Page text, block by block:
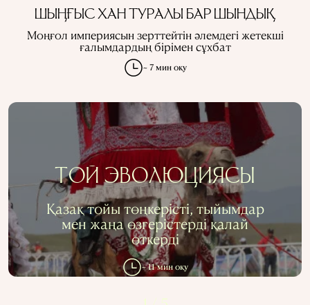
ШЫҢҒЫС ХАН ТУРАЛЫ БАР ШЫНДЫҚ
Моңғол империясын зерттейтін әлемдегі жетекші
ғалымдардың бірімен сұхбат
~ 7 мин оқу
ТОЙ ЭВОЛЮЦИЯСЫ
Қазақ тойы төңкерісті, тыйымдар
мен жаңа өзгерістерді қалай
өткерді
~ 11 мин оқу